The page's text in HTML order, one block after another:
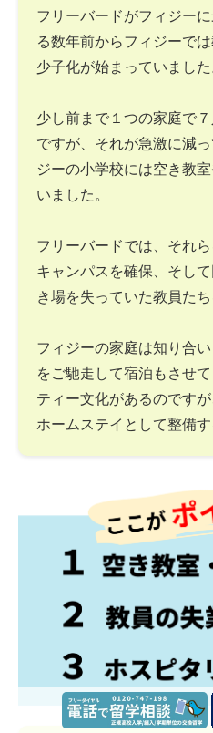
フリーバードがフィジー
る数年前からフィジーで
少子化が始まっていました
少し前まで１つの家庭で
ですが、それが急激に減
ジーの小学校には空き教
いました。
フリーバードでは、それ
キャンパスを確保、そし
き場を失っていた教員たち
フィジーの家庭は知り合
をご馳走して宿泊もさせ
ティー文化があるのです
ホームステイとして整備